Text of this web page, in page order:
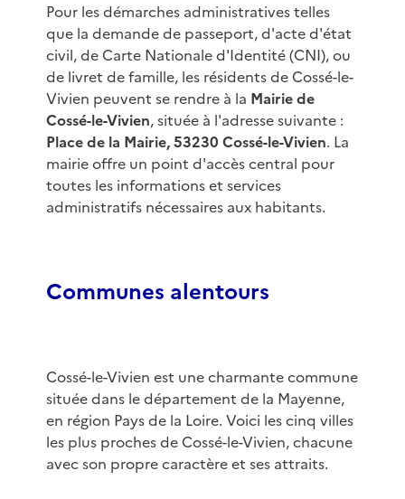
Pour les démarches administratives telles
que la demande de passeport, d'acte d'état
civil, de Carte Nationale d'Identité (CNI), ou
de livret de famille, les résidents de Cossé-le-
Vivien peuvent se rendre à la Mairie de
Cossé-le-Vivien, située à l'adresse suivante :
Place de la Mairie, 53230 Cossé-le-Vivien. La
mairie offre un point d'accès central pour
toutes les informations et services
administratifs nécessaires aux habitants.
Communes alentours
Cossé-le-Vivien est une charmante commune
située dans le département de la Mayenne,
en région Pays de la Loire. Voici les cinq villes
les plus proches de Cossé-le-Vivien, chacune
avec son propre caractère et ses attraits.